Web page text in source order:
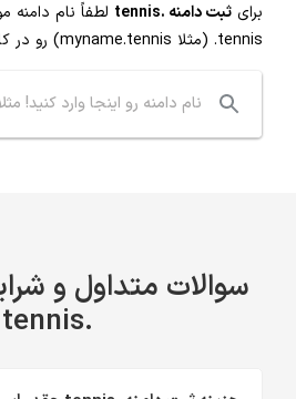
برای ثبت دامنه .tennis
لطفاً نام دامنه
.tennis (مثلا myname.tennis) رو در کادر زیر جستجو کنید
سوالات متداول و
.tennis